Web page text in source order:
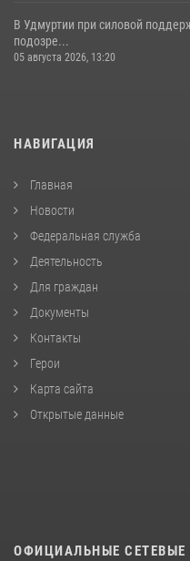
В Удмуртии при силовой
подозре...
05 августа 2026, 13:20
НАВИГАЦИЯ
Главная
Новости
Федеральная служба
Деятельность
Для граждан
Документы
Контакты
Герои
Карта сайта
Открытые данные
ОФИЦИАЛЬНЫЕ СЕТЕВЫЕ